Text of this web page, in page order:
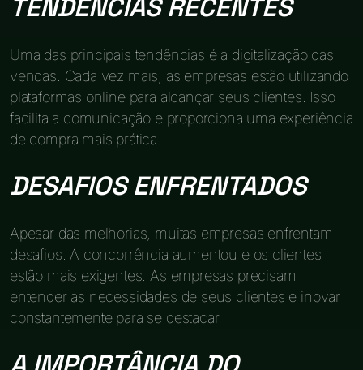
TENDÊNCIAS RECENTES
Uma das principais tendências é a digitalização das
vendas. Cada vez mais, as empresas estão utilizando
plataformas online para alcançar seus clientes. Isso
facilita a comunicação e proporciona uma experiência
de compra mais prática.
DESAFIOS ENFRENTADOS
Apesar das melhorias, muitas empresas enfrentam
desafios. A concorrência aumentou e os clientes
estão mais exigentes. As empresas precisam
entender as necessidades de seus clientes e inovar
constantemente para se destacar.